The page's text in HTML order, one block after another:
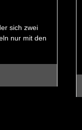
sich zwei
nur mit den